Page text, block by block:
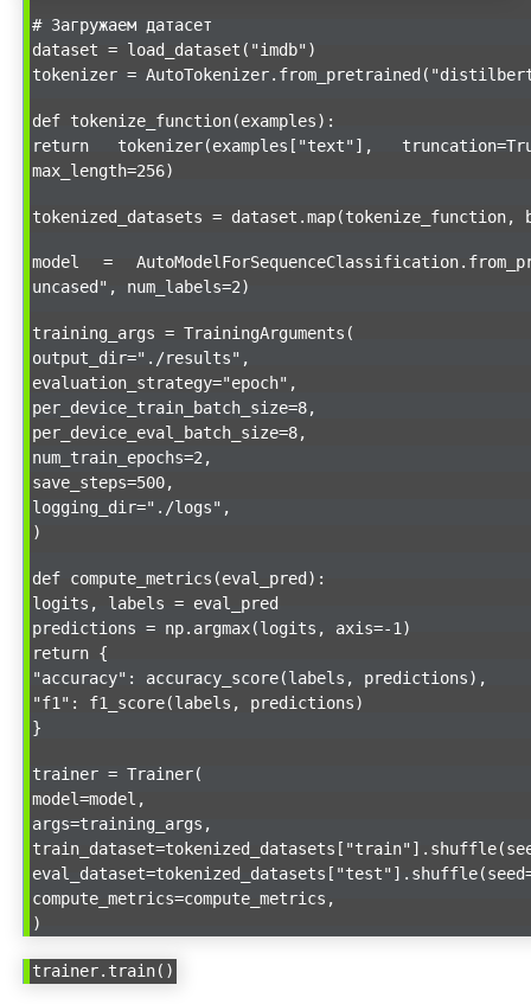
# Загружаем датасет
dataset = load_dataset("imdb")
tokenizer =
def tokenize_function(examples):
return tokenizer(examples["text"],
max_length=256)
tokenized_datasets = dataset.map(tokenize_function,
model =
uncased", num_labels=2)
training_args = TrainingArguments(
output_dir="./results",
evaluation_strategy="epoch",
per_device_train_batch_size=8,
per_device_eval_batch_size=8,
num_train_epochs=2,
save_steps=500,
logging_dir="./logs",
)
def compute_metrics(eval_pred):
logits, labels = eval_pred
predictions = np.argmax(logits, axis=-1)
return {
"accuracy": accuracy_score(labels, predictions),
"f1": f1_score(labels, predictions)
}
trainer = Trainer(
model=model,
args=training_args,
compute_metrics=compute_metrics,
)
trainer.train()